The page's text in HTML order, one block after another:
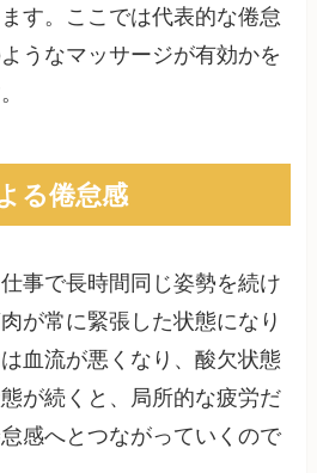
す。ここでは代表的な倦怠
うなマッサージが有効かを
る倦怠感
事で長時間同じ姿勢を続け
が常に緊張した状態になり
血流が悪くなり、酸欠状態
が続くと、局所的な疲労だ
感へとつながっていくので